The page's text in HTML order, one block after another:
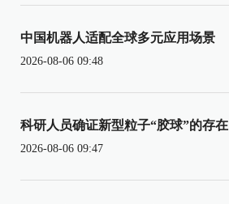
中国机器人适配全球多元应用场景
2026-08-06 09:48
科研人员确证新型粒子“胶球”的存在
2026-08-06 09:47